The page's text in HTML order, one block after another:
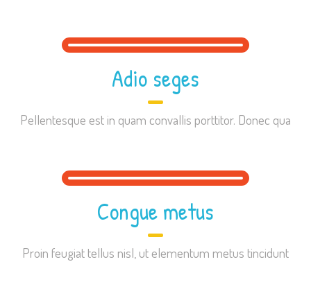
Adio seges
Pellentesque est in quam convallis porttitor. Donec qua
Congue metus
Proin feugiat tellus nisl, ut elementum metus tincidunt